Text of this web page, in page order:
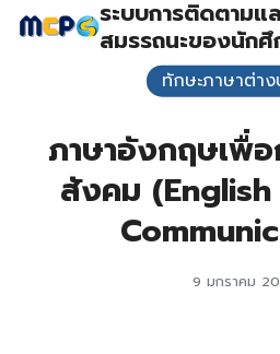
Skip
ระบบการติดตามแ
สมรรถนะของนักศึ
ทักษะภาษาต่าง
ภาษาอังกฤษเพื่อ
สังคม
9 มกราคม